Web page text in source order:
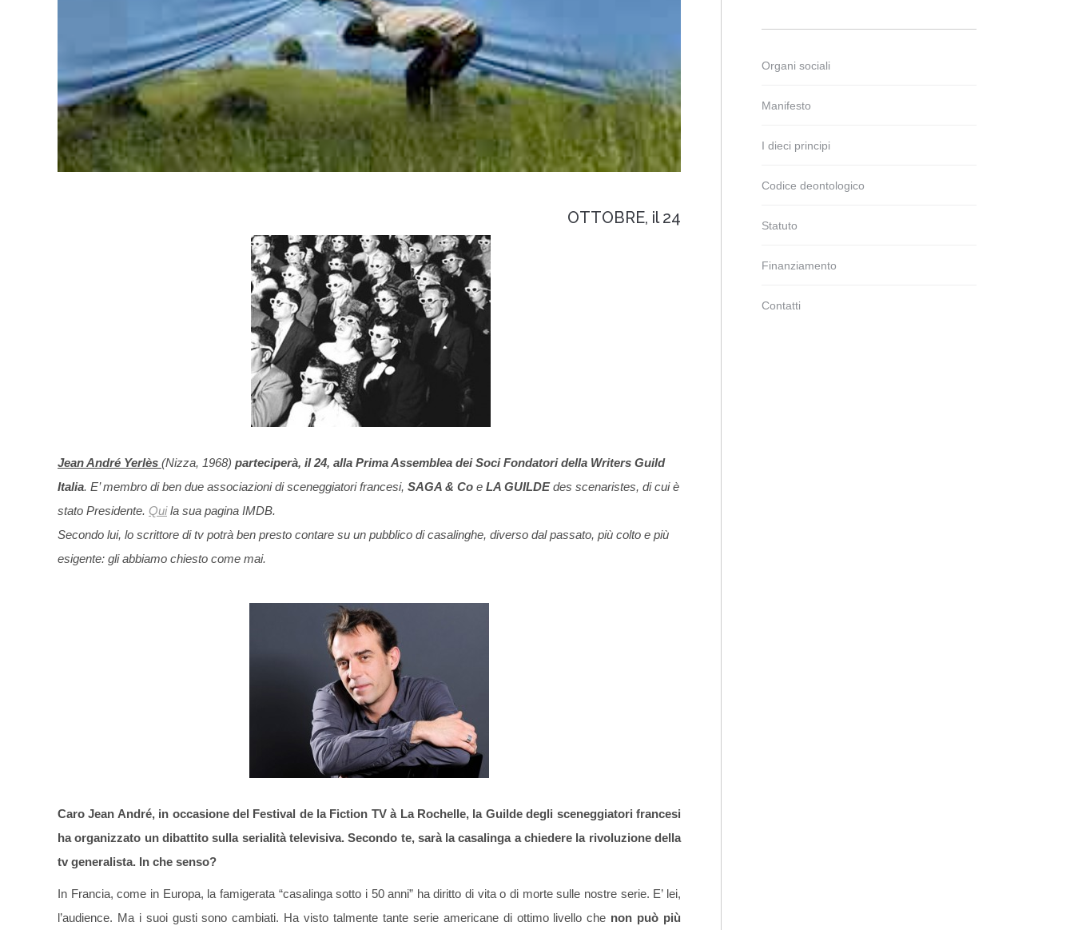
OTTOBRE, il 24
Jean André Yerlès (Nizza, 1968) parteciperà, il 24, alla Prima Assemblea dei Soci Fondatori della Writers Guild
Italia. E’ membro di ben due associazioni di sceneggiatori francesi, SAGA & Co e LA GUILDEdes scenaristes, di cui è
stato Presidente. Quila sua pagina IMDB.
Secondo lui, lo scrittore di tv potrà ben presto contare su un pubblico di casalinghe, diverso dal passato, più colto e più
esigente: gli abbiamo chiesto come mai.
Caro Jean André, in occasione del Festival de la Fiction TV à La Rochelle, la Guilde degli sceneggiatori francesi
ha organizzato un dibattito sulla serialità televisiva. Secondo te, sarà la casalinga a chiedere la rivoluzione della
tv generalista. In che senso?
In Francia, come in Europa, la famigerata “casalinga sotto i 50 anni” ha diritto di vita o di morte sulle nostre serie. E’ lei,
l’audience. Ma i suoi gusti sono cambiati. Ha visto talmente tante serie americane di ottimo livello che non può più
Organi sociali
Manifesto
I dieci principi
Codice deontologico
Statuto
Finanziamento
Contatti